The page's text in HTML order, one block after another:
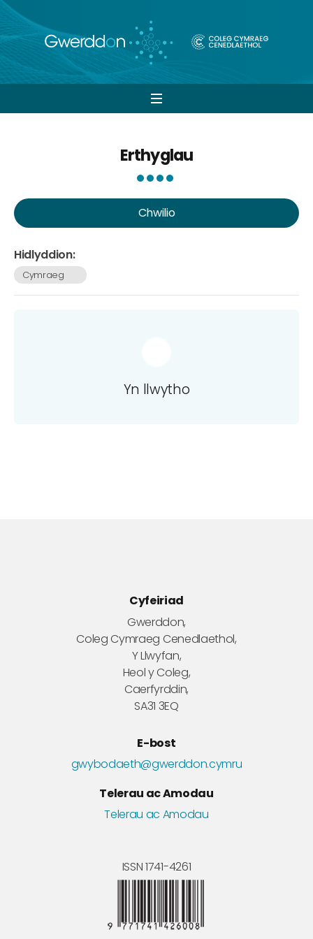
Open
Erthyglau
Chwilio
Hidlyddion:
Cymraeg
Yn llwytho
Cyfeiriad
Gwerddon,
Coleg Cymraeg Cenedlaethol,
Y Llwyfan,
Heol y Coleg,
Caerfyrddin,
SA31 3EQ
E-bost
gwybodaeth@gwerddon.cymru
Telerau ac Amodau
Telerau ac Amodau
ISSN 1741-4261